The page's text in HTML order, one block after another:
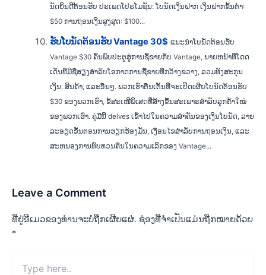
ນັດຍິນດີຕ້ອນຮັບ ປະເພດໂປຣໂມຊັນ: ໂບນັດເງິນຝາກ ເງິນຝາກຂັ້ນຕໍ່າ:
$50 ການຖອນເງິນສູງສຸດ: $100...
ຮັບໂບນັດຕ້ອນຮັບ Vantage 30$ ແນະນຳໂບນັດຕ້ອນຮັບ
Vantage $30 ຄົ້ນພົບປະຕູສູ່ການຊື້ຂາຍກັບ Vantage, ນາຍຫນ້າທີ່ໂດດ
ເດັ່ນທີ່ມີຊື່ສຽງສໍາລັບໂອກາດການຊື້ຂາຍທີ່ກວ້າງຂວາງ, ລວມທັງສະກຸນ
ເງິນ, ສິນຄ້າ, ແລະອື່ນໆ. ພວກເຮົາຕື່ນເຕັ້ນທີ່ຈະເປີດເຜີຍໂບນັດຕ້ອນຮັບ
$30 ຂອງພວກເຮົາ, ຂໍ້ສະເໜີພິເສດທີ່ສ້າງຂຶ້ນສະເພາະສຳລັບລູກຄ້າໃໝ່
ຂອງພວກເຮົາ. ຄູ່ມືນີ້ delves ເຂົ້າໄປໃນຄວາມສໍາຄັນຂອງເງິນໂບນັດ, ລາຍ
ລະອຽດຂັ້ນຕອນການຮຽກຮ້ອງມັນ, ເງື່ອນໄຂສໍາລັບການຖອນເງິນ, ແລະ
ສະຫນອງການທົບທວນຄືນໃນຄວາມເລິກຂອງ Vantage...
Leave a Comment
ທີ່ຢູ່ອີເມວຂອງທ່ານຈະບໍ່ຖືກເຜີຍແຜ່. ຊ່ອງທີ່ຈຳເປັນແມ່ນຖືກໝາຍດ້ວຍ
*
here..